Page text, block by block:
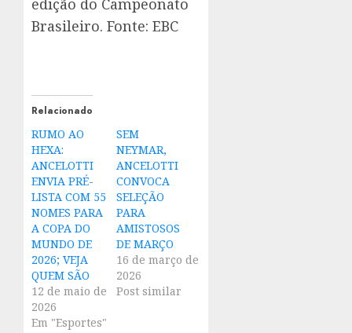
edição do Campeonato
Brasileiro. Fonte: EBC
Relacionado
RUMO AO
HEXA:
ANCELOTTI
ENVIA PRÉ-
LISTA COM 55
NOMES PARA
A COPA DO
MUNDO DE
2026; VEJA
QUEM SÃO
12 de maio de
2026
Em "Esportes"
SEM
NEYMAR,
ANCELOTTI
CONVOCA
SELEÇÃO
PARA
AMISTOSOS
DE MARÇO
16 de março de
2026
Post similar